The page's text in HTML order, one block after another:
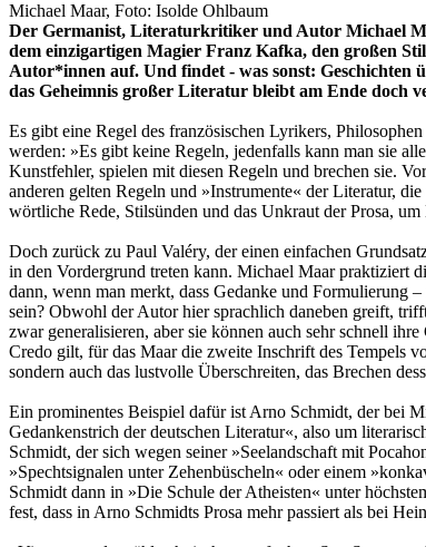
Michael Maar, Foto: Isolde Ohlbaum
Der Germanist, Literaturkritiker und Autor Michael
dem einzigartigen Magier Franz Kafka, den großen
Autor*innen auf. Und findet - was sonst: Geschichten
das Geheimnis großer Literatur bleibt am Ende doch
Es gibt eine Regel des französischen Lyrikers,
werden: »Es gibt keine Regeln, jedenfalls kann man sie
Kunstfehler, spielen mit diesen Regeln und brechen sie.
anderen gelten Regeln und »Instrumente« der Literatur,
wörtliche Rede, Stilsünden und das Unkraut der Prosa,
Doch zurück zu Paul Valéry, der einen einfachen
in den Vordergrund treten kann. Michael Maar praktiziert
dann, wenn man merkt, dass Gedanke und Formulierung
sein? Obwohl der Autor hier sprachlich daneben greift,
zwar generalisieren, aber sie können auch sehr schnell
Credo gilt, für das Maar die zweite Inschrift des Tempels
sondern auch das lustvolle Überschreiten, das Brechen
Ein prominentes Beispiel dafür ist Arno Schmidt, der bei
Gedankenstrich der deutschen Literatur«, also um
Schmidt, der sich wegen seiner »Seelandschaft mit
»Spechtsignalen unter Zehenbüscheln« oder einem
Schmidt dann in »Die Schule der Atheisten« unter
fest, dass in Arno Schmidts Prosa mehr passiert als bei